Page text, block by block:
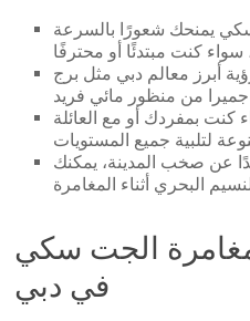
يمنحك شعورًا بالسرعة
أبرز معالم دبي مثل برج
كنت بمفردك أو مع العائلة
عن صخب المدينة، يمكنك
الجت سكي
في دبي